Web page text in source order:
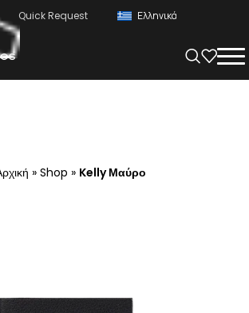
Quick Request Ελληνικά
» Shop » Kelly Μαύρο